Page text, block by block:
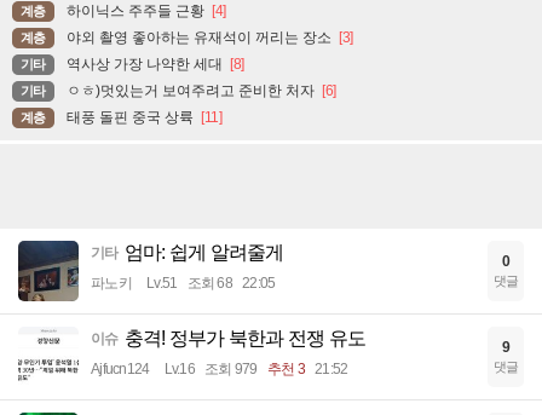
계층 하이닉스 주주들 근황 [4]
계층 야외 촬영 좋아하는 유재석이 꺼리는 장소 [3]
기타 역사상 가장 나약한 세대 [8]
기타 ㅇㅎ)멋있는거 보여주려고 준비한 처자 [6]
계층 태풍 돌핀 중국 상륙 [11]
기타 엄마: 쉽게 알려줄게
파노키 Lv.51 조회 68 22:05
0
댓글
이슈 충격! 정부가 북한과 전쟁 유도
Ajfucn124 Lv.16 조회 979 추천 3 21:52
9
댓글